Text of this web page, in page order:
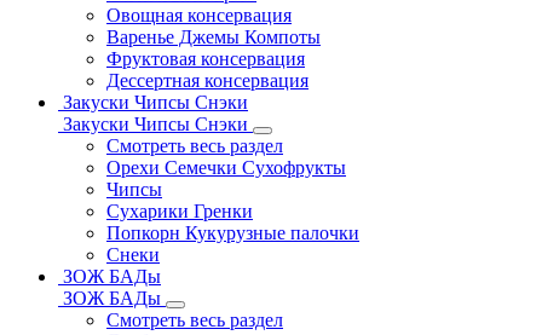
Овощная консервация
Варенье Джемы Компоты
Фруктовая консервация
Дессертная консервация
Закуски Чипсы Снэки
Закуски Чипсы Снэки
Смотреть весь раздел
Орехи Семечки Сухофрукты
Чипсы
Сухарики Гренки
Попкорн Кукурузные палочки
Снеки
ЗОЖ БАДы
ЗОЖ БАДы
Смотреть весь раздел